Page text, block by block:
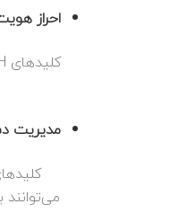
احراز
مدیریت